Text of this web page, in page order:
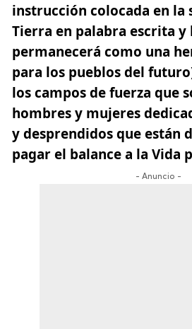
instrucción colocada en la
Tierra en palabra escrita y
permanecerá como una
para los pueblos del
los campos de fuerza que
hombres y mujeres
y desprendidos que están
pagar el balance a la Vida
- Anuncio -